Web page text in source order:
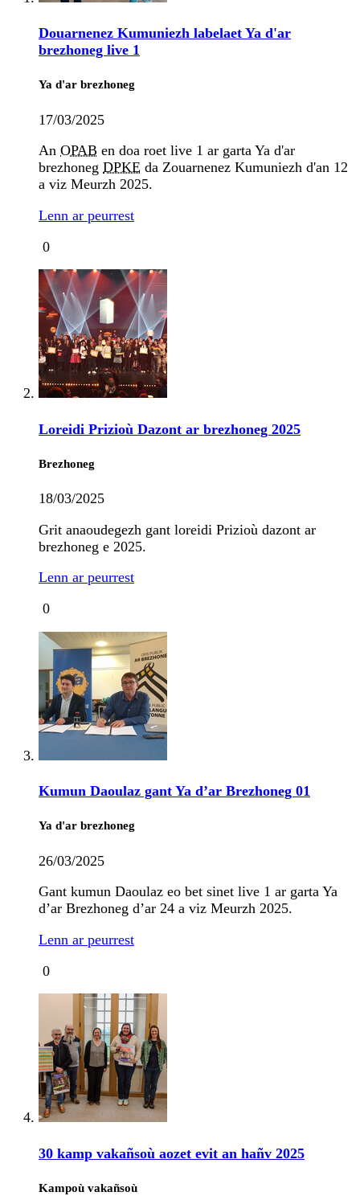
Douarnenez Kumuniezh labelaet Ya d'ar
brezhoneg live 1
Ya d'ar brezhoneg
17/03/2025
An OPAB en doa roet live 1 ar garta Ya d'ar
brezhoneg DPKE da Zouarnenez Kumuniezh d'an 12
a viz Meurzh 2025.
Lenn ar peurrest
0
Loreidi Prizioù Dazont ar brezhoneg 2025
Brezhoneg
18/03/2025
Grit anaoudegezh gant loreidi Prizioù dazont ar
brezhoneg e 2025.
Lenn ar peurrest
0
Kumun Daoulaz gant Ya d’ar Brezhoneg 01
Ya d'ar brezhoneg
26/03/2025
Gant kumun Daoulaz eo bet sinet live 1 ar garta Ya
d’ar Brezhoneg d’ar 24 a viz Meurzh 2025.
Lenn ar peurrest
0
30 kamp vakañsoù aozet evit an hañv 2025
Kampoù vakañsoù